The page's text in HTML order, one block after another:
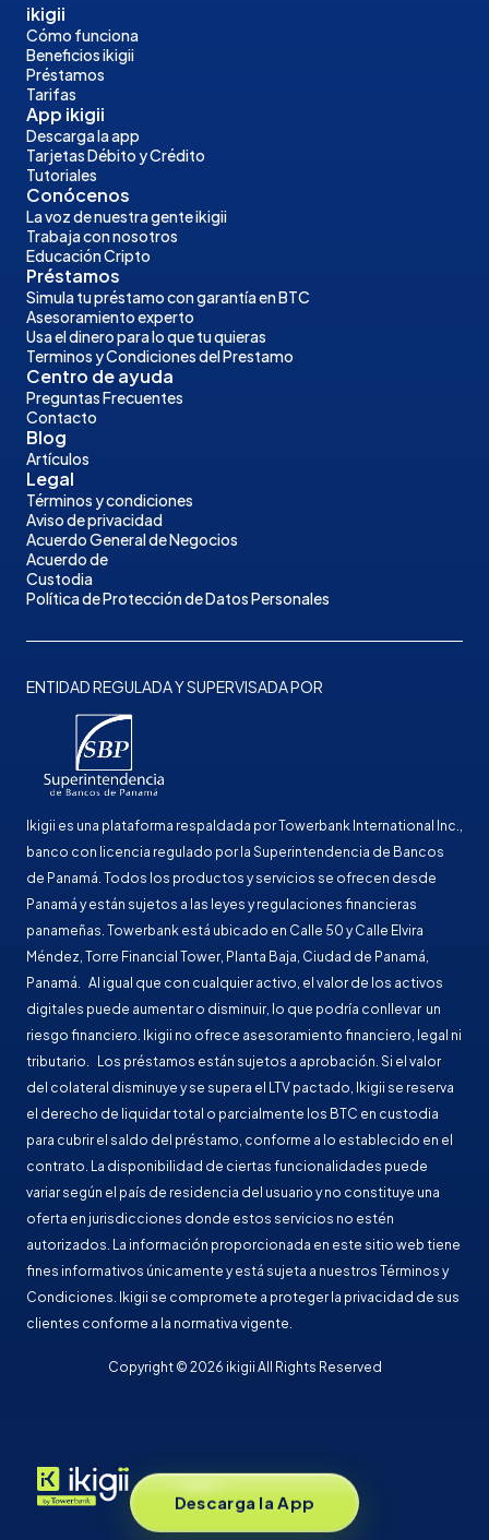
Descarga la App
ikigii
Cómo funciona
Beneficios ikigii
Préstamos
Tarifas
App ikigii
Descarga la app
Tarjetas Débito y Crédito
Tutoriales
Conócenos
La voz de nuestra gente ikigii
Trabaja con nosotros
Educación Cripto
Préstamos
Simula tu préstamo con garantía en BTC
Asesoramiento experto
Usa el dinero para lo que tu quieras
Terminos y Condiciones del Prestamo
Centro de ayuda
Preguntas Frecuentes
Contacto
Blog
Artículos
Legal
Términos y condiciones
Aviso de privacidad
Acuerdo General de Negocios
Acuerdo de
Custodia
Política de Protección de Datos Personales
ENTIDAD REGULADA Y SUPERVISADA POR
Ikigii es una plataforma respaldada por Towerbank International Inc.,
banco con licencia regulado por la Superintendencia de Bancos
de Panamá. Todos los productos y servicios se ofrecen desde
Panamá y están sujetos a las leyes y regulaciones financieras
panameñas. Towerbank está ubicado en Calle 50 y Calle Elvira
Méndez, Torre Financial Tower, Planta Baja, Ciudad de Panamá,
Panamá. Al igual que con cualquier activo, el valor de los activos
digitales puede aumentar o disminuir, lo que podría conllevar un
riesgo financiero. Ikigii no ofrece asesoramiento financiero, legal ni
tributario. Los préstamos están sujetos a aprobación. Si el valor
del colateral disminuye y se supera el LTV pactado, Ikigii se reserva
el derecho de liquidar total o parcialmente los BTC en custodia
para cubrir el saldo del préstamo, conforme a lo establecido en el
contrato. La disponibilidad de ciertas funcionalidades puede
variar según el país de residencia del usuario y no constituye una
oferta en jurisdicciones donde estos servicios no estén
autorizados. La información proporcionada en este sitio web tiene
fines informativos únicamente y está sujeta a nuestros Términos y
Condiciones. Ikigii se compromete a proteger la privacidad de sus
clientes conforme a la normativa vigente.
Copyright © 2026 ikigii All Rights Reserved